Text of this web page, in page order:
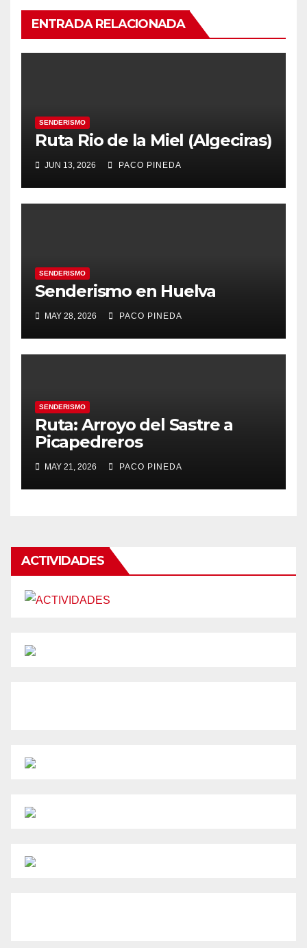
ENTRADA RELACIONADA
SENDERISMO
Ruta Rio de la Miel (Algeciras)
JUN 13, 2026 PACO PINEDA
SENDERISMO
Senderismo en Huelva
MAY 28, 2026 PACO PINEDA
SENDERISMO
Ruta: Arroyo del Sastre a
Picapedreros
MAY 21, 2026 PACO PINEDA
ACTIVIDADES